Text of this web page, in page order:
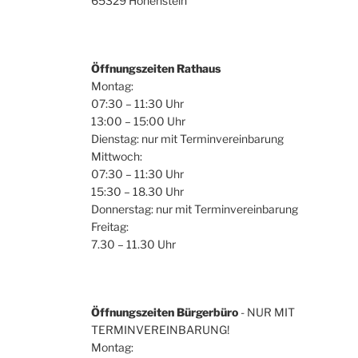
Öffnungszeiten Rathaus
Montag:
07:30 – 11:30 Uhr
13:00 – 15:00 Uhr
Dienstag: nur mit Terminvereinbarung
Mittwoch:
07:30 – 11:30 Uhr
15:30 – 18.30 Uhr
Donnerstag: nur mit Terminvereinbarung
Freitag:
7.30 – 11.30 Uhr
Öffnungszeiten Bürgerbüro - NUR MIT
TERMINVEREINBARUNG!
Montag: